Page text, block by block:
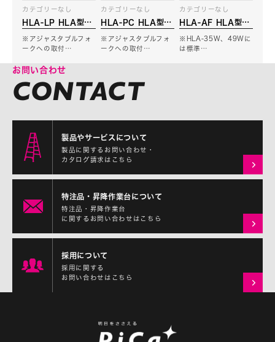
HLA-LP HLA型用
カテゴリーなし
※アジャスタブルフォ
ークへの取付…
HLA-PC HLA型用
パイプクレードル
カテゴリーなし
※アジャスタブルフォ
ークへの取付…
HLA-AF HLA型用
ーク
カテゴリーなし
※HLA-35W、49Wに
は標準…
お問い合わせ
製品やサービスについて
製品に関するお問い合わせ・
カタログ請求はこちら
特注品・昇降作業台について
特注品・昇降作業台
に関するお問い合わせはこちら
採用について
採用に関する
お問い合わせはこちら